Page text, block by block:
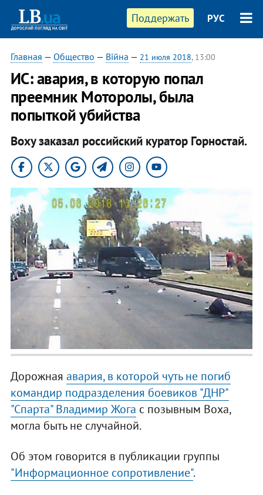
Поддержать РУС
Главная — Общество — Війна — 21 июля 2018, 13:00
​ИС: авария, в которую попал
преемник Моторолы, была
попыткой убийства
Воху заказал российский куратор Горностай.
Дорожная авария, в которой чуть не погиб
командир подразделения боевиков "ДНР"
"Спарта" Владимир Жога с позывным Воха,
могла быть не случайной.
Об этом говорится в публикации группы
"Информационное сопротивление".